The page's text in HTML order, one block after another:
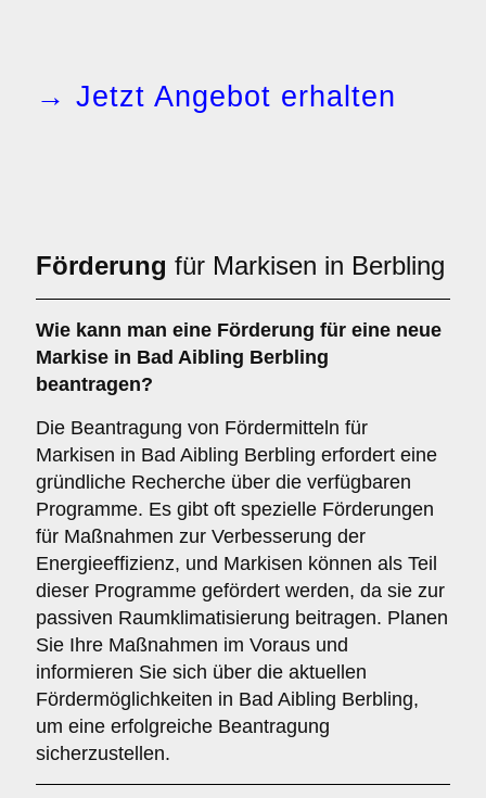
→ Jetzt Angebot erhalten
Förderung für Markisen in Berbling
Wie kann man eine Förderung für eine neue
Markise in Bad Aibling Berbling
beantragen?
Die Beantragung von Fördermitteln für
Markisen in Bad Aibling Berbling erfordert eine
gründliche Recherche über die verfügbaren
Programme. Es gibt oft spezielle Förderungen
für Maßnahmen zur Verbesserung der
Energieeffizienz, und Markisen können als Teil
dieser Programme gefördert werden, da sie zur
passiven Raumklimatisierung beitragen. Planen
Sie Ihre Maßnahmen im Voraus und
informieren Sie sich über die aktuellen
Fördermöglichkeiten in Bad Aibling Berbling,
um eine erfolgreiche Beantragung
sicherzustellen.